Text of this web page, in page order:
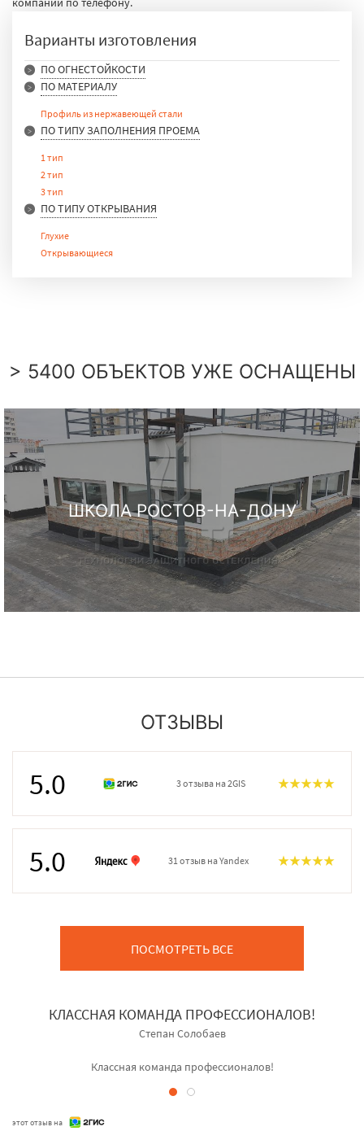
Варианты изготовления
ПО ОГНЕСТОЙКОСТИ
E 15
E 90
ПО МАТЕРИАЛУ
Профиль из нержавеющей стали
ПО ТИПУ ЗАПОЛНЕНИЯ ПРОЕМА
1 тип
2 тип
3 тип
ПО ТИПУ ОТКРЫВАНИЯ
Глухие
Открывающиеся
> 5400 ОБЪЕКТОВ УЖЕ ОСНАЩЕНЫ
ШКОЛА РОСТОВ-НА-ДОНУ
ОТЗЫВЫ
5.0 3 отзыва на 2GIS
5.0 31 отзыв на Yandex
ПОСМОТРЕТЬ ВСЕ
КЛАССНАЯ КОМАНДА ПРОФЕССИОНАЛОВ!
Степан Солобаев
Классная команда профессионалов!
этот отзыв на